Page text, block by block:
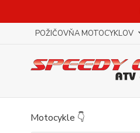
POŽIČOVŇA MOTOCYKLOV
Motocykle 👇